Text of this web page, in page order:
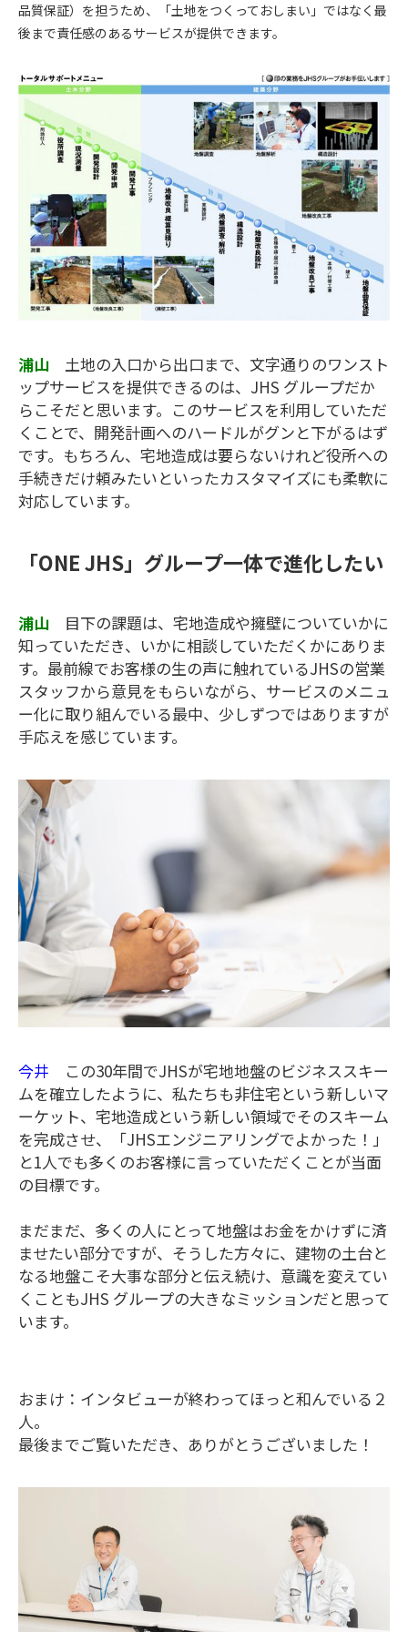
品質保証）を担うため、「土地をつくっておしまい」ではなく最
後まで責任感のあるサービスが提供できます。
浦山 土地の入口から出口まで、文字通りのワンスト
ップサービスを提供できるのは、JHS グループだか
らこそだと思います。このサービスを利用していただ
くことで、開発計画へのハードルがグンと下がるはず
です。もちろん、宅地造成は要らないけれど役所への
手続きだけ頼みたいといったカスタマイズにも柔軟に
対応しています。
「ONE JHS」グループ一体で進化したい
浦山 目下の課題は、宅地造成や擁壁についていかに
知っていただき、いかに相談していただくかにありま
す。最前線でお客様の生の声に触れているJHSの営業
スタッフから意見をもらいながら、サービスのメニュ
ー化に取り組んでいる最中、少しずつではありますが
手応えを感じています。
今井 この30年間でJHSが宅地地盤のビジネススキー
ムを確立したように、私たちも非住宅という新しいマ
ーケット、宅地造成という新しい領域でそのスキーム
を完成させ、「JHSエンジニアリングでよかった！」
と1人でも多くのお客様に言っていただくことが当面
の目標です。
まだまだ、多くの人にとって地盤はお金をかけずに済
ませたい部分ですが、そうした方々に、建物の土台と
なる地盤こそ大事な部分と伝え続け、意識を変えてい
くこともJHS グループの大きなミッションだと思って
います。
おまけ：インタビューが終わってほっと和んでいる２
人。
最後までご覧いただき、ありがとうございました！